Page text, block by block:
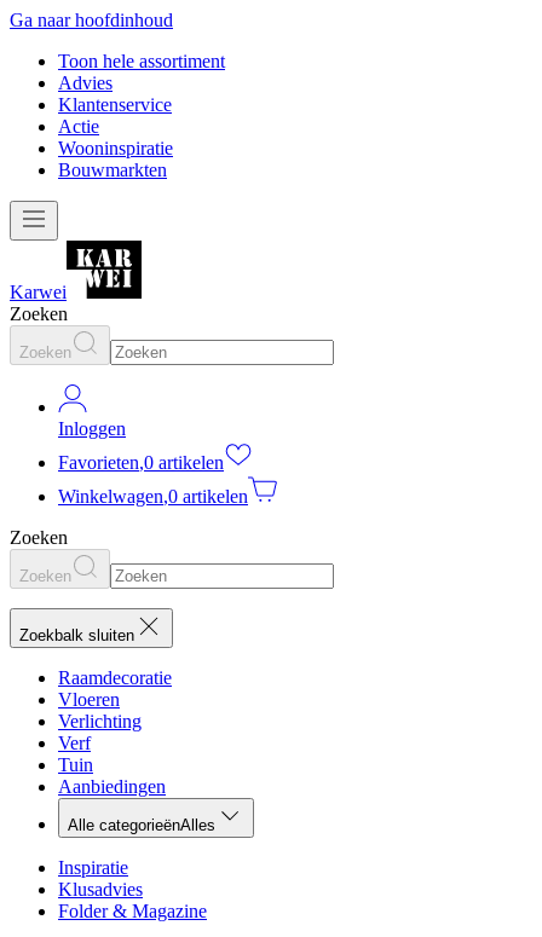
Ga naar hoofdinhoud
Toon hele assortiment
Advies
Klantenservice
Actie
Wooninspiratie
Bouwmarkten
Karwei
Zoeken
Zoeken
Inloggen
Favorieten,0 artikelen
Winkelwagen,0 artikelen
Zoeken
Zoeken
Zoekbalk sluiten
Raamdecoratie
Vloeren
Verlichting
Verf
Tuin
Aanbiedingen
Alle categorieënAlles
Inspiratie
Klusadvies
Folder & Magazine